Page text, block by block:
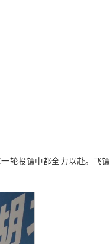
轮投镖中都全力以赴。飞镖